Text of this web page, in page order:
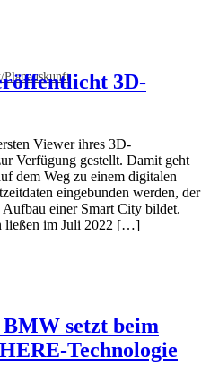
Planauskunft
3D-
Viewer ihres 3D-
Verfügung gestellt. Damit geht
dem Weg zu einem digitalen
eingebunden werden, der
einer Smart City bildet.
ließen im Juli 2022 […]
setzt beim
Technologie